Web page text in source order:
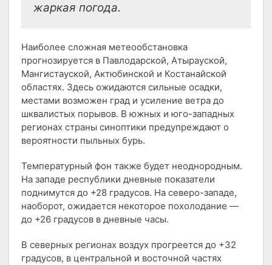
жаркая погода.
Наиболее сложная метеообстановка
прогнозируется в Павлодарской, Атырауской,
Мангистауской, Актюбинской и Костанайской
областях. Здесь ожидаются сильные осадки,
местами возможен град и усиление ветра до
шквалистых порывов. В южных и юго-западных
регионах страны синоптики предупреждают о
вероятности пыльных бурь.
Температурный фон также будет неоднородным.
На западе республики дневные показатели
поднимутся до +28 градусов. На северо-западе,
наоборот, ожидается некоторое похолодание —
до +26 градусов в дневные часы.
В северных регионах воздух прогреется до +32
градусов, в центральной и восточной частях